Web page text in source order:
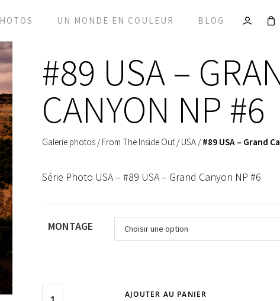
UN MONDE EN COULEUR BLOG
#89 USA –
CANYON NP #6
Galerie photos /From The Inside Out /USA /#89 USA – Grand
Série Photo USA – #89 USA – Grand Canyon NP #6
MONTAGE
AJOUTER AU PANIER